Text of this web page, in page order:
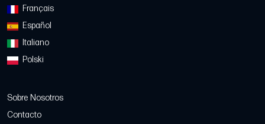
Français
Español
Italiano
Polski
Sobre Nosotros
Contacto